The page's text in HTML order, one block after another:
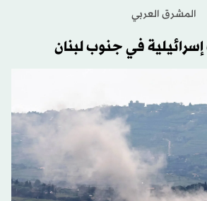
المشرق العربي